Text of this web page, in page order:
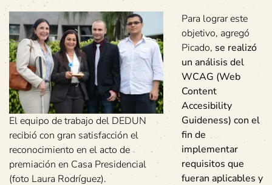
El equipo de trabajo del DEDUN
recibió con gran satisfacción el
reconocimiento en el acto de
premiación en Casa Presidencial
(foto Laura Rodríguez).
Para lograr este
objetivo, agregó
Picado, se realizó
un análisis del
WCAG (Web
Content
Accesibility
Guideness) con el
fin de
implementar
requisitos que
fueran aplicables y